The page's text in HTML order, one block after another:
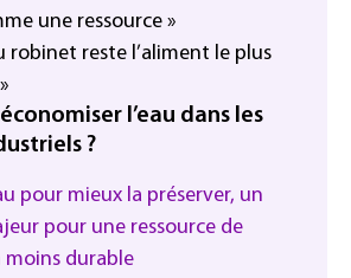
une ressource »
robinet reste l’aliment le plus
l’eau dans les
?
pour mieux la préserver, un
pour une ressource de
moins durable